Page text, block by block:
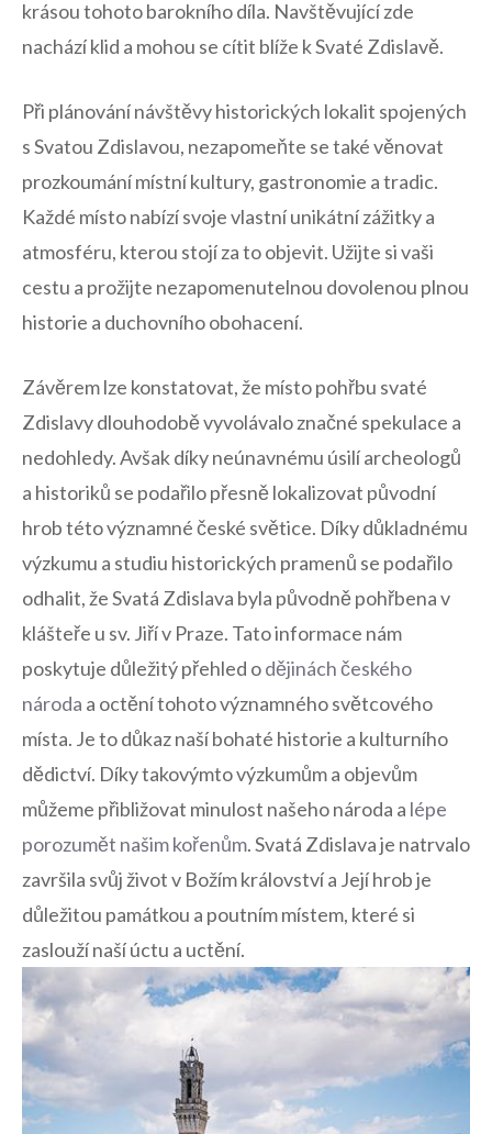
krásou tohoto barokního díla. ⁤Navštěvující zde
nachází klid a⁣ mohou se cítit blíže k Svaté Zdislavě.
Při plánování návštěvy historických lokalit spojených
s Svatou Zdislavou, nezapomeňte se‌ také věnovat ​
prozkoumání místní kultury, gastronomie ⁢a tradic.
Každé místo nabízí svoje vlastní unikátní zážitky a
atmosféru,⁤ kterou stojí za to objevit. Užijte si vaši
cestu a prožijte nezapomenutelnou dovolenou plnou
historie a duchovního obohacení.
​Závěrem lze ⁤konstatovat, že místo pohřbu svaté
Zdislavy dlouhodobě vyvolávalo značné spekulace a
nedohledy.⁣ Avšak díky neúnavnému úsilí archeologů
a historiků se podařilo přesně lokalizovat původní
hrob této významné české světice.​ Díky důkladnému​
výzkumu a ‌studiu historických⁣ pramenů se podařilo
odhalit, že Svatá Zdislava ‍byla⁢ původně pohřbena v
klášteře u sv. Jiří v Praze. Tato informace nám
poskytuje důležitý přehled odějinách českého
národa a octění tohoto významného světcového
místa. Je to​ důkaz naší bohaté​ historie a kulturního
dědictví. Díky takovýmto výzkumům a objevům
můžeme přibližovat minulost našeho národa a lépe
porozumět našim kořenům. ‍Svatá Zdislava je natrvalo
završila svůj život v Božím království a Její ​hrob je
důležitou památkou a⁣ poutním místem, ⁤které si
zaslouží naší úctu a uctění.